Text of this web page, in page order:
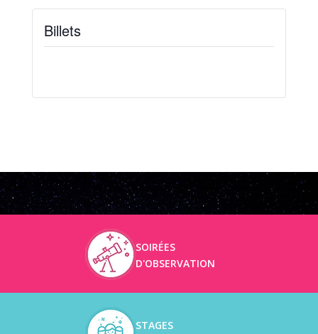
Billets
SOIRÉES
D'OBSERVATION
STAGES